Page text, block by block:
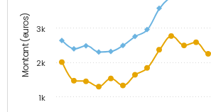
Montant (euros)
1k
2k
3k